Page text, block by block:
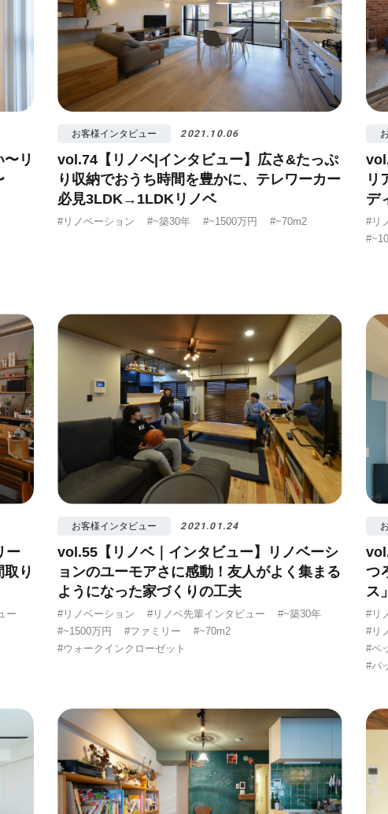
リ
お客様インタビュー 2021.10.06
vol.74【リノベ|インタビュー】広さ&たっぷ
り収納でおうち時間を豊かに、テレワーカー
必見3LDK→1LDKリノベ
#リノベーション #~築30年 #~1500万円 #~70m2
リ
デ
#リ
ー
り
ー
お客様インタビュー 2021.01.24
vol.55【リノベ｜インタビュー】リノベーシ
ョンのユーモアさに感動！友人がよく集まる
ようになった家づくりの工夫
#リノベーション #リノベ先輩インタビュー
#~築30年
#~1500万円
#ファミリー
#~70m2
#ウォークインクローゼット
つ
ス
#リ
#リ
#ペ
#パ